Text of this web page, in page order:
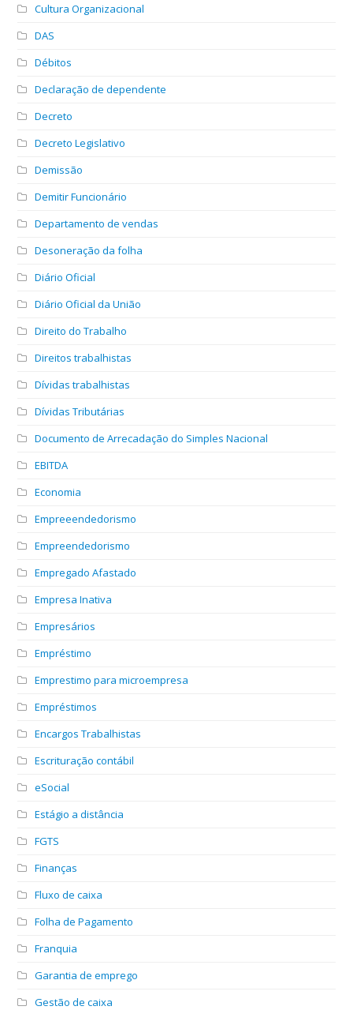
Cultura Organizacional
DAS
Débitos
Declaração de dependente
Decreto
Decreto Legislativo
Demissão
Demitir Funcionário
Departamento de vendas
Desoneração da folha
Diário Oficial
Diário Oficial da União
Direito do Trabalho
Direitos trabalhistas
Dívidas trabalhistas
Dívidas Tributárias
Documento de Arrecadação do Simples Nacional
EBITDA
Economia
Empreeendedorismo
Empreendedorismo
Empregado Afastado
Empresa Inativa
Empresários
Empréstimo
Emprestimo para microempresa
Empréstimos
Encargos Trabalhistas
Escrituração contábil
eSocial
Estágio a distância
FGTS
Finanças
Fluxo de caixa
Folha de Pagamento
Franquia
Garantia de emprego
Gestão de caixa